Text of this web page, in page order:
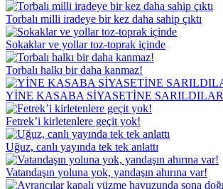
Torbalı milli iradeye bir kez daha sahip çıktı
Sokaklar ve yollar toz-toprak içinde
Torbalı halkı bir daha kanmaz!
YİNE KASABA SİYASETİNE SARILDILAR
Fetrek’i kirletenlere geçit yok!
Uğuz, canlı yayında tek tek anlattı
Vatandaşın yoluna yok, yandaşın ahırına var!